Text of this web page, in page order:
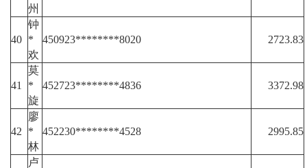
州
40
钟
*
欢
450923********8020 2723.83
41
莫
*
旋
452723********4836 3372.98
42
廖
*
林
452230********4528 2995.85
卢